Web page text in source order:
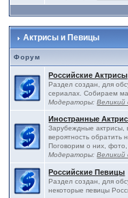
Актрисы и Певицы
Форум
Российские Актрисы
Раздел создан, для
сериалах. Собираем
Модераторы:Великий
Иностранные
Зарубеждные актрисы,
вероятность
Поговорим о них,
Модераторы:Великий
Российские Певицы
Раздел создан, для
некоторые певицы